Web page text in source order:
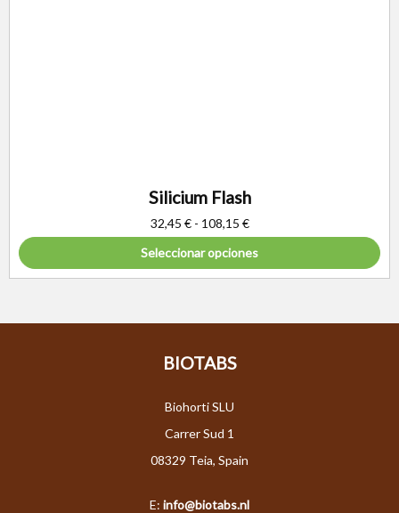
Silicium Flash
32,45 € - 108,15 €
Seleccionar opciones
BIOTABS
Biohorti SLU
Carrer Sud 1
08329 Teia, Spain
E: info@biotabs.nl